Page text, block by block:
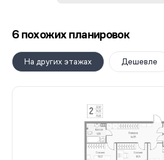
6 похожих планировок
На других этажах Дешевле